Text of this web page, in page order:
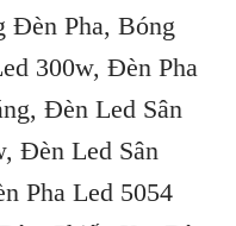
Đèn Pha, Bóng
300w, Đèn Pha
Đèn Led Sân
Đèn Led Sân
Pha Led 5054